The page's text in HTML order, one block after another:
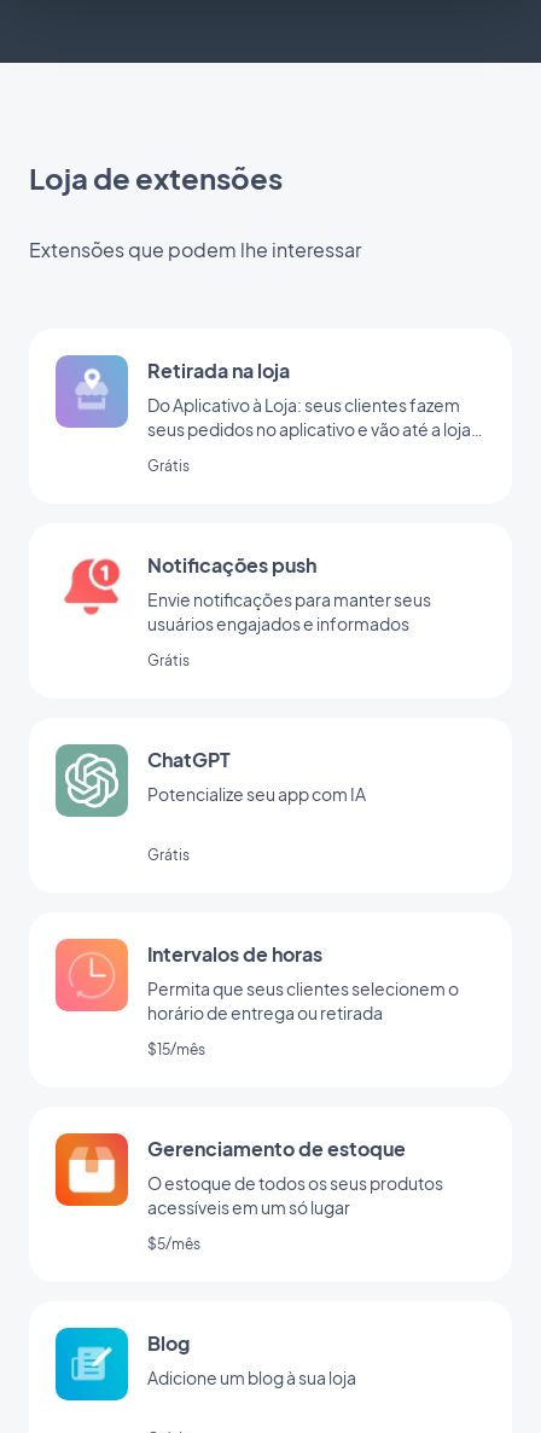
Loja de extensões
Extensões que podem lhe interessar
Retirada na loja
Do Aplicativo à Loja: seus clientes fazem
seus pedidos no aplicativo e vão até a loja
Grátis
Notificações push
Envie notificações para manter seus
usuários engajados e informados
Grátis
ChatGPT
Potencialize seu app com IA
Grátis
Intervalos de horas
Permita que seus clientes selecionem o
horário de entrega ou retirada
$15/mês
Gerenciamento de estoque
O estoque de todos os seus produtos
acessíveis em um só lugar
$5/mês
Blog
Adicione um blog à sua loja